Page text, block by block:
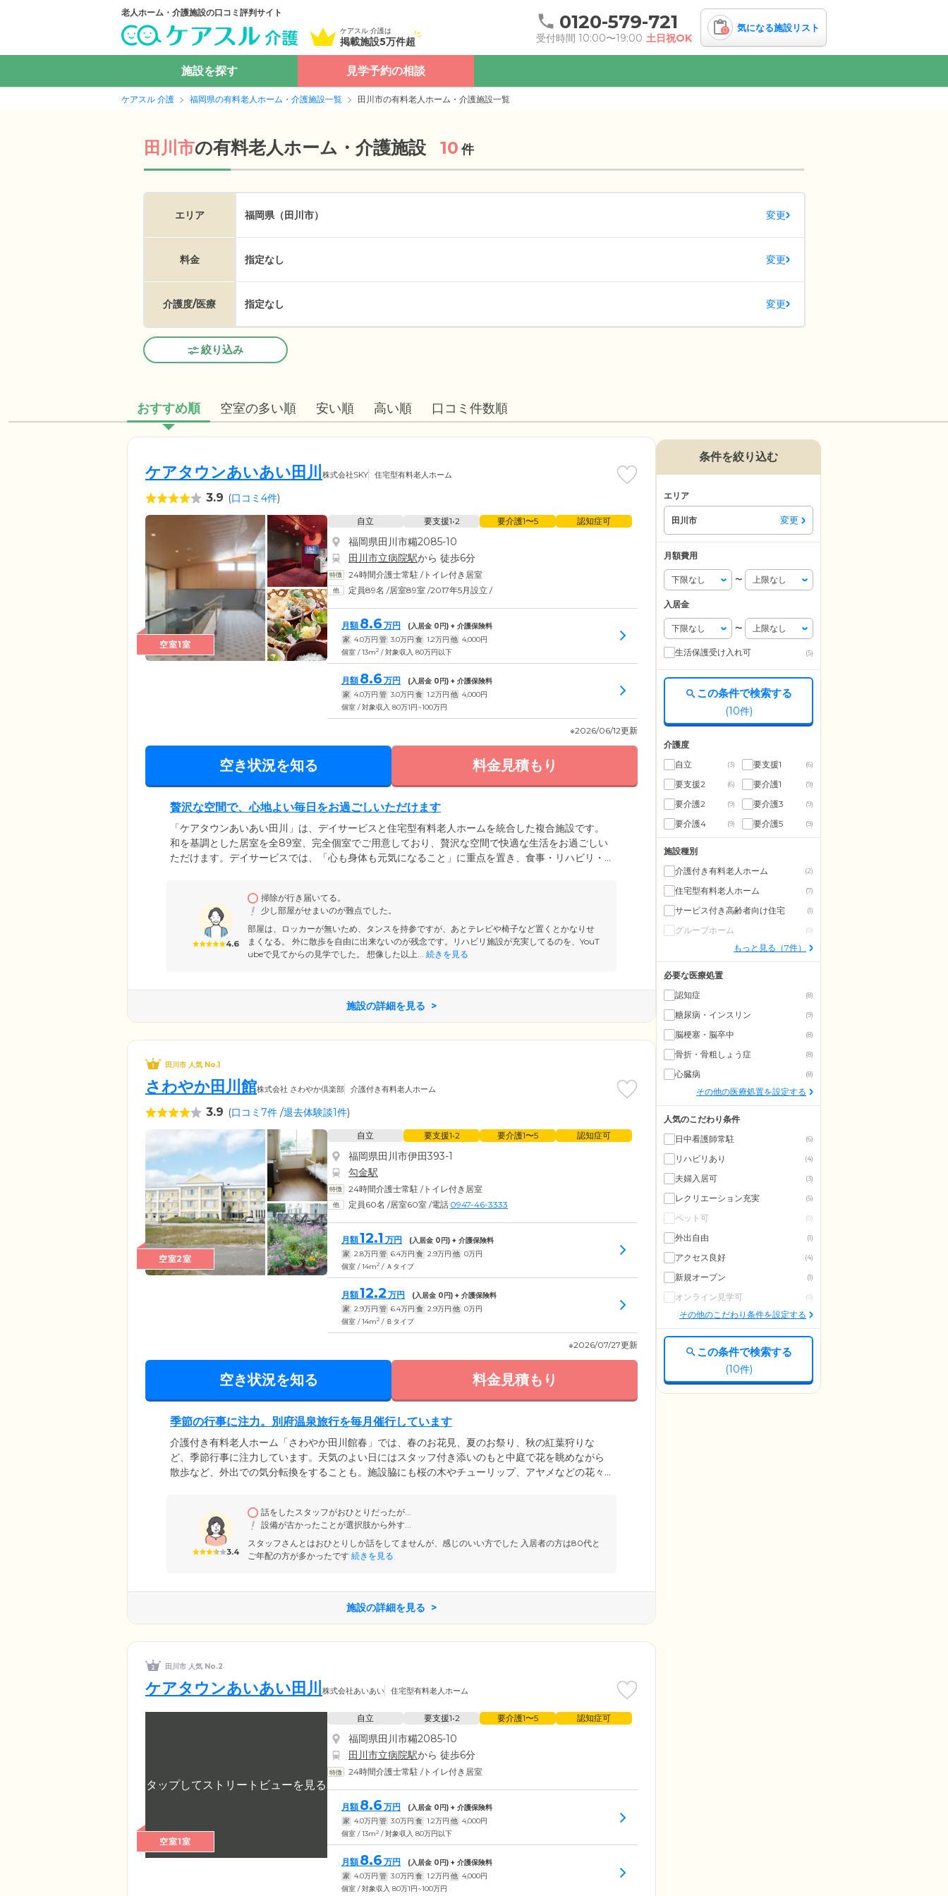
老人ホーム・介護施設の口コミ評判サイト
ケアスル 介護は
掲載施設5万件超
0120-579-721
受付時間 10:00〜19:00 土日祝OK
0 気になる施設リスト
施設を探す 見学予約の相談
ケアスル 介護 福岡県の有料老人ホーム・介護施設一覧 田川市の有料老人ホーム・介護施設一覧
田川市の有料老人ホーム・介護施設 10 件
エリア 福岡県（田川市） 変更
料金 指定なし 変更
介護度/医療 指定なし 変更
絞り込み
おすすめ順 空室の多い順 安い順 高い順 口コミ件数順
ケアタウンあいあい田川 株式会社SKY 住宅型有料老人ホーム
3.9 (口コミ4件)
空室1室
自立 要支援1•2 要介護1〜5 認知症可
福岡県田川市糒2085-10
田川市立病院駅から 徒歩6分
24時間介護士常駐 /トイレ付き居室
定員89名 /居室89室 /2017年5月設立 /
月額 8.6 万円 (入居金 0円) + 介護保険料
家 4.0万円 管 3.0万円 食 1.2万円 他 4,000円
個室 / 13m2 / 対象収入 80万円以下
月額 8.6 万円 (入居金 0円) + 介護保険料
家 4.0万円 管 3.0万円 食 1.2万円 他 4,000円
個室 / 対象収入 80万1円~100万円
※2026/06/12更新
空き状況を知る 料金見積もり
贅沢な空間で、心地よい毎日をお過ごしいただけます
「ケアタウンあいあい田川」は、デイサービスと住宅型有料老人ホームを統合した複合施設です。
和を基調とした居室を全89室、完全個室でご用意しており、贅沢な空間で快適な生活をお過ごしい
ただけます。デイサービスでは、「心も身体も元気になること」に重点を置き、食事・リハビリ・
動で身体機能の向上を目指しています。ウォーターベットや低周波治療器・フットブーツ・温熱治
療器など、多様なリハビリ機器を完備しています。
4.6
掃除が行き届いてる。
少し部屋がせまいのが難点でした。
部屋は、ロッカーが無いため、タンスを持参ですが、あとテレビや椅子など置くとかなりせ
まくなる。 外に散歩を自由に出来ないのが残念です。リハビリ施設が充実してるのを、YouT
ubeで見てからの見学でした。 想像した以上...
続きを見る
施設の詳細を見る
田川市 人気 No.1
さわやか田川館株式会社 さわやか倶楽部 介護付き有料老人ホーム
3.9 (口コミ7件 /退去体験談1件)
空室2室
自立 要支援1•2 要介護1〜5 認知症可
福岡県田川市伊田393-1
勾金駅
24時間介護士常駐 /トイレ付き居室
定員60名 /居室60室 /電話 0947-46-3333
月額12.1 万円 (入居金 0円) + 介護保険料
家 2.8万円 管 6.4万円 食 2.9万円 他 0万円
個室 / 14m2 / Ａタイプ
月額12.2 万円 (入居金 0円) + 介護保険料
家 2.9万円 管 6.4万円 食 2.9万円 他 0万円
個室 / 14m2 / Ｂタイプ
※2026/07/27更新
空き状況を知る 料金見積もり
季節の行事に注力。別府温泉旅行を毎月催行しています
介護付き有料老人ホーム「さわやか田川館春」では、春のお花見、夏のお祭り、秋の紅葉狩りな
ど、季節行事に注力しています。天気のよい日にはスタッフ付き添いのもと中庭で花を眺めながら
散歩など、外出での気分転換をすることも。施設脇にも桜の木やチューリップ、アヤメなどの花々
くまで満喫し、楽しいひとときを過ごします。また施設内での行事も豊富で、誕生日会を毎月開
催。施設のご入居者様、ショートステイご利用者様を盛大にお祝いしています。
3.4
話をしたスタッフがおひとりだったが...
設備が古かったことが選択肢から外す...
スタッフさんとはおひとりしか話をしてませんが、感じのいい方でした 入居者の方は80代と
ご年配の方が多かったです 続きを見る
施設の詳細を見る
田川市 人気 No.2
ケアタウンあいあい田川 株式会社あいあい 住宅型有料老人ホーム
空室1室
自立 要支援1•2 要介護1〜5 認知症可
福岡県田川市糒2085-10
田川市立病院駅から 徒歩6分
24時間介護士常駐 /トイレ付き居室
月額 8.6 万円 (入居金 0 円) + 介護保険料
家 4.0万円 管 3.0万円 食 1.2万円 他 4,000円
個室 / 13m2 / 対象収入 80万円以下
月額 8.6 万円 (入居金 0 円) + 介護保険料
家 4.0万円 管 3.0万円 食 1.2万円 他 4,000円
個室 / 対象収入 80万1円~100万円
条件を絞り込む
エリア
田川市 変更
月額費用
〜
入居金
〜
生活保護受け入れ可 (5)
この条件で検索する
(10件)
介護度
自立
(3) 要支援1 (6)
要支援2 (6) 要介護1 (9)
要介護2 (9) 要介護3 (9)
要介護4 (9) 要介護5 (9)
施設種別
介護付き有料老人ホーム
(2)
住宅型有料老人ホーム (7)
サービス付き高齢者向け住宅 (1)
グループホーム (0)
もっと見る（7件）
必要な医療処置
認知症
(8)
糖尿病・インスリン (9)
脳梗塞・脳卒中 (8)
骨折・骨粗しょう症 (8)
心臓病 (8)
その他の医療処置を設定する
人気のこだわり条件
日中看護師常駐
(6)
リハビリあり (4)
夫婦入居可 (3)
レクリエーション充実 (5)
ペット可 (0)
外出自由 (1)
アクセス良好 (4)
新規オープン (1)
オンライン見学可 (0)
その他のこだわり条件を設定する
この条件で検索する
(10件)